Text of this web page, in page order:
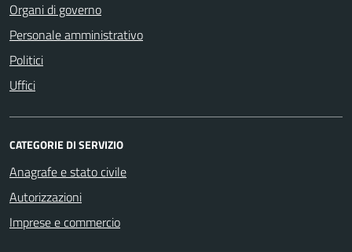
Organi di governo
Personale amministrativo
Politici
Uffici
CATEGORIE DI SERVIZIO
Anagrafe e stato civile
Autorizzazioni
Imprese e commercio